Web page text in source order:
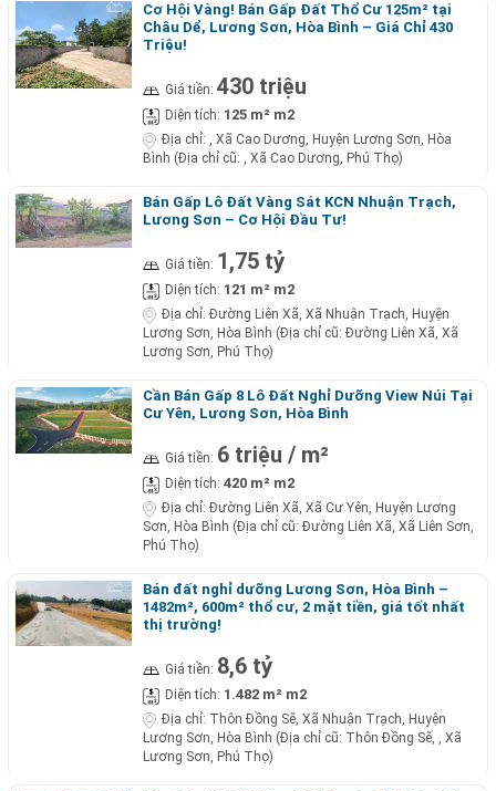
Cơ Hội Vàng! Bán Gấp Đất Thổ Cư 125m² tại
Châu Dể, Lương Sơn, Hòa Bình – Giá Chỉ 430
Triệu!
Giá tiền: 430 triệu
Diện tích: 125 m² m2
Địa chỉ: , Xã Cao Dương, Huyện Lương Sơn, Hòa
Bình (Địa chỉ cũ: , Xã Cao Dương, Phú Thọ)
Bán Gấp Lô Đất Vàng Sát KCN Nhuận Trạch,
Lương Sơn – Cơ Hội Đầu Tư!
Giá tiền: 1,75 tỷ
Diện tích: 121 m² m2
Địa chỉ: Đường Liên Xã, Xã Nhuận Trạch, Huyện
Lương Sơn, Hòa Bình (Địa chỉ cũ: Đường Liên Xã, Xã
Lương Sơn, Phú Thọ)
Cần Bán Gấp 8 Lô Đất Nghỉ Dưỡng View Núi Tại
Cư Yên, Lương Sơn, Hòa Bình
Giá tiền: 6 triệu / m²
Diện tích: 420 m² m2
Địa chỉ: Đường Liên Xã, Xã Cư Yên, Huyện Lương
Sơn, Hòa Bình (Địa chỉ cũ: Đường Liên Xã, Xã Liên Sơn,
Phú Thọ)
Bán đất nghỉ dưỡng Lương Sơn, Hòa Bình –
1482m², 600m² thổ cư, 2 mặt tiền, giá tốt nhất
thị trường!
Giá tiền: 8,6 tỷ
Diện tích: 1.482 m² m2
Địa chỉ: Thôn Đồng Sẽ, Xã Nhuận Trạch, Huyện
Lương Sơn, Hòa Bình (Địa chỉ cũ: Thôn Đồng Sẽ, , Xã
Lương Sơn, Phú Thọ)